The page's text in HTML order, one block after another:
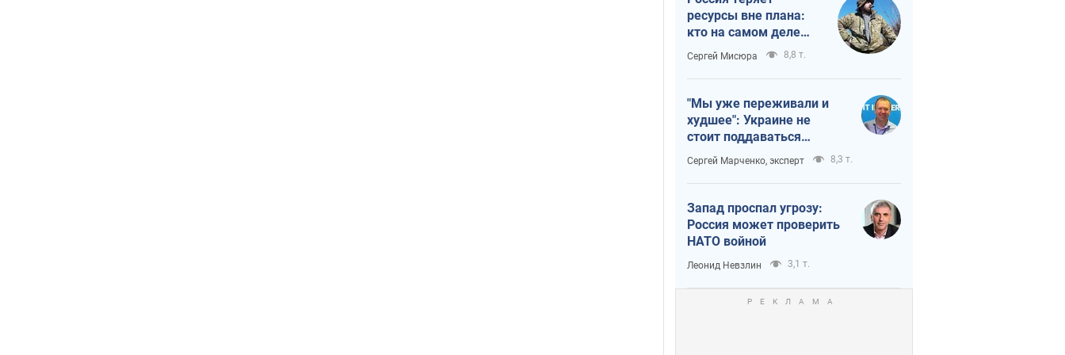
ресурсы вне плана:
кто на самом деле
диктует темп войны
Сергей Мисюра 8,8 т.
"Мы уже переживали и
худшее": Украине не
стоит поддаваться
отчаянию из-за
ракетного террора
Сергей Марченко, эксперт 8,3 т.
Запад проспал угрозу:
Россия может проверить
НАТО войной
Леонид Невзлин 3,1 т.